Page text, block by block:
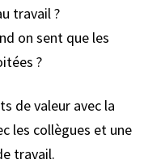
travail ?
on sent que les
?
de valeur avec la
les collègues et une
travail.